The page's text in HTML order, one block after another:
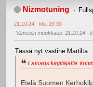
Nizmotuning
21.10.24 - klo: 19.33
Viimeisin muokkaus: 21.10.24 -
Tässä nyt vastine Martilta
Lainaus käyttäjältä:
Etelä Suomen